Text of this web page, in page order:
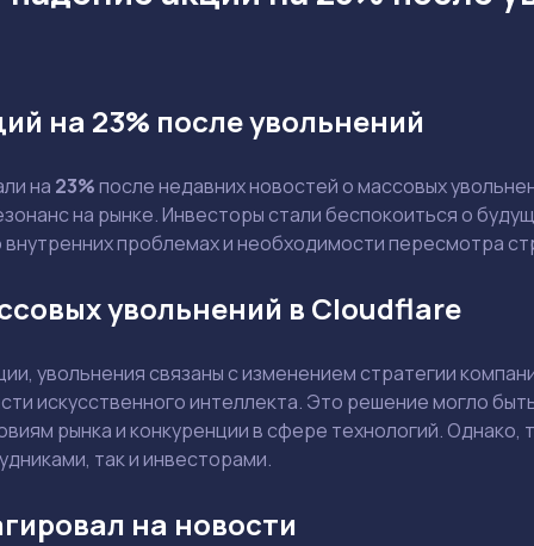
на 23% после увольнений
на 23%после недавних новостей о массовых
на рынке. Инвесторы стали беспокоиться о
проблемах и необходимости пересмотра
увольнений в Cloudflare
увольнения связаны с изменением стратегии
искусственного интеллекта. Это решение могло
рынка и конкуренции в сфере технологий. Однако,
так и инвесторами.
на новости
Задать вопрос эксперту